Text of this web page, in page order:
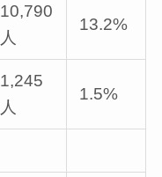
10,790
人
13.2%
1,245
人
1.5%